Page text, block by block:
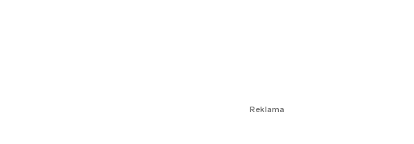
Reklama